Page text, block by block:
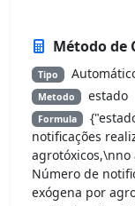
Método de
Tipo
Metodo estado
Formula
notificações
agrotóxicos,\nno
Número de
exógena por